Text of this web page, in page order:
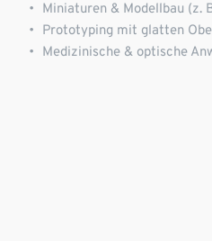
Miniaturen & Modellbau (z.
Prototyping mit glatten
Medizinische & optische